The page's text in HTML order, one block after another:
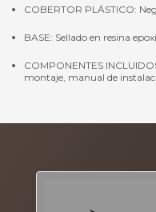
COBERTOR PLÁSTICO:
BASE: Sellado en resina
COMPONENTES
montaje, manual de